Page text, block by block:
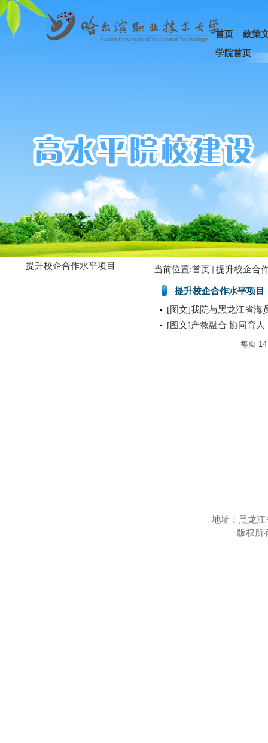
首页
政策
学院首页
提升校企合作水平项目 当前位置:首页 提升校企合
提升校企合作水平项目
[图文]我院与黑龙江省海
[图文]产教融合 协同育
每页 14
地址：黑龙
版权所